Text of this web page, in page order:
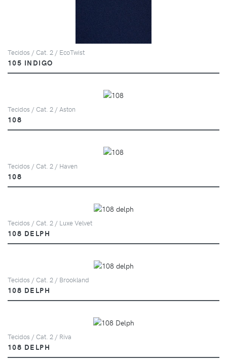
Tecidos / Cat. 2 / EcoTwist
105 INDIGO
Tecidos / Cat. 2 / Aston
108
Tecidos / Cat. 2 / Haven
108
Tecidos / Cat. 2 / Luxe Velvet
108 DELPH
Tecidos / Cat. 2 / Brookland
108 DELPH
Tecidos / Cat. 2 / Riva
108 DELPH